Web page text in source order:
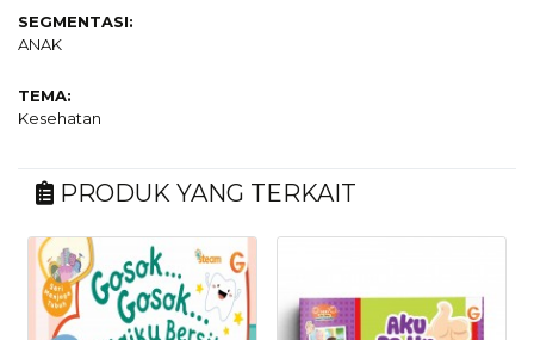
SEGMENTASI:
ANAK
TEMA:
Kesehatan
PRODUK YANG TERKAIT